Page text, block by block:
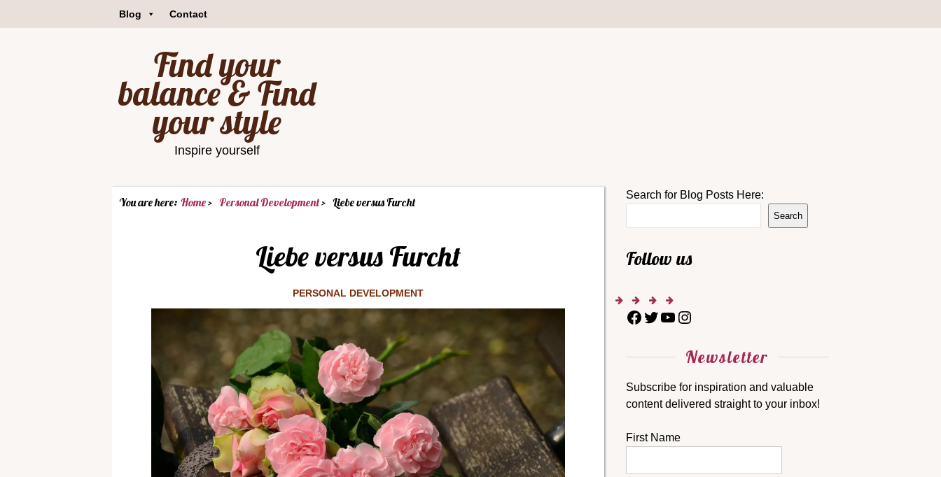
Blog Contact
Find your
balance & Find
your style
Inspire yourself
You are here: Home Personal Development Liebe versus Furcht
Liebe versus Furcht
PERSONAL DEVELOPMENT
Search for Blog Posts Here:
Search
Follow us
Newsletter
Subscribe for inspiration and valuable
content delivered straight to your inbox!
First Name